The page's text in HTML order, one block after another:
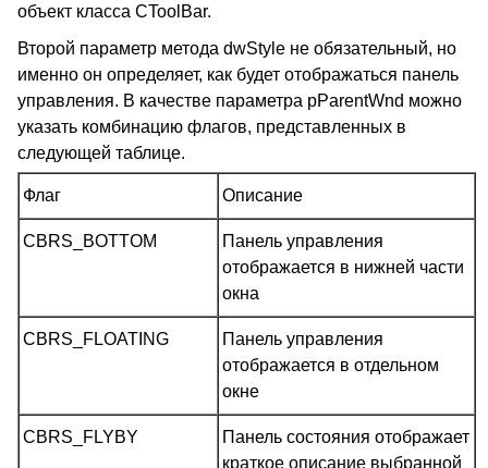
объект класса CToolBar.
Второй параметр метода dwStyle не обязательный, но
именно он определяет, как будет отображаться панель
управления. В качестве параметра pParentWnd можно
указать комбинацию флагов, представленных в
следующей таблице.
Флаг Описание
CBRS_BOTTOM
Панель управления
отображается в нижней части
окна
CBRS_FLOATING
Панель управления
отображается в отдельном
окне
CBRS_FLYBY
Панель состояния отображает
краткое описание выбранной